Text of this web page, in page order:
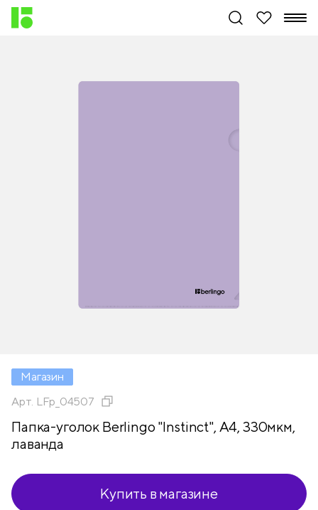
Магазин
Арт. LFp_04507
Папка-уголок Berlingo "Instinct", А4, 330мкм,
лаванда
Купить в магазине